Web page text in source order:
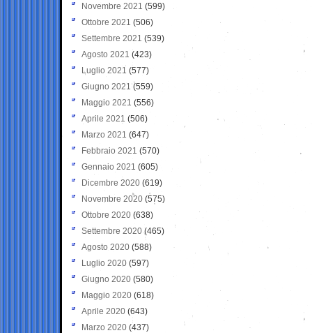
Novembre 2021 (599)
Ottobre 2021 (506)
Settembre 2021 (539)
Agosto 2021 (423)
Luglio 2021 (577)
Giugno 2021(559)
Maggio 2021 (556)
Aprile 2021 (506)
Marzo 2021 (647)
Febbraio 2021 (570)
Gennaio 2021 (605)
Dicembre 2020 (619)
Novembre 2020 (575)
Ottobre 2020 (638)
Settembre 2020(465)
Agosto 2020 (588)
Luglio 2020 (597)
Giugno 2020 (580)
Maggio 2020 (618)
Aprile 2020 (643)
Marzo 2020 (437)